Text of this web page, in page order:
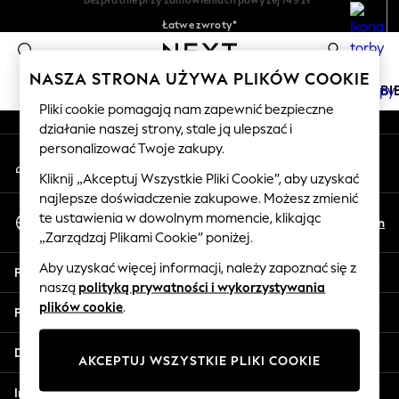
Łatwe zwroty*
0
HOLIDAY SHOP
Women's Holiday Shop
All Swimwear
All Beachwear
Bags & Accessories
Beach Dresses & Kaftans
Dresses
Flip Flops
Sliders
Jumpsuits & Playsuits
Sandals
Shorts
An error occurred on client
Nasze media społecznościowe
Moje konto
Zaloguj się na swoje konto
Wybierz Język
Polski
En
Pomoc
Prywatność i zasady prawne
Działy
Inne usługi
NASZA STRONA UŻYWA PLIKÓW COOKIE
Pliki cookie pomagają nam zapewnić bezpieczne
działanie naszej strony, stale ją ulepszać i
personalizować Twoje zakupy.
Kliknij „Akceptuj Wszystkie Pliki Cookie”, aby uzyskać
najlepsze doświadczenie zakupowe. Możesz zmienić
te ustawienia w dowolnym momencie, klikając
„Zarządzaj Plikami Cookie” poniżej.
Aby uzyskać więcej informacji, należy zapoznać się z
naszą polityką prywatności i wykorzystywania
plików cookie.
AKCEPTUJ WSZYSTKIE PLIKI COOKIE